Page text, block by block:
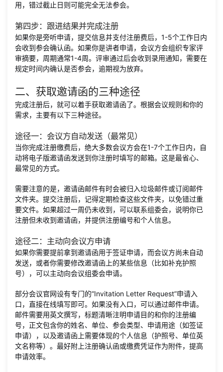
用，错过截止日则可能完全无法参会。
第四步：跟进结果并完成注册
如果你是旁听申请，提交信息并支付注册费后，1-5个工作日内
会收到参会确认函。如果你是讲者申请，会议方会组织专家评
审摘要，周期通常1-4周。评审通过后会收到录用通知，需要在
规定时间内确认是否参会，逾期视为放弃。
二、获取邀请函的三种途径
完成注册后，就可以着手获取邀请函了。根据会议规则和你的
需求，主要有以下三种途径。
途径一：会议方自动发送（最常见）
当你完成注册缴费后，绝大多数会议方会在1-7个工作日内，自
动将电子版邀请函发送到你注册时填写的邮箱。这是最省心、
最常见的方式。
需要注意的是，邀请函邮件有时会被归入垃圾邮件或订阅邮件
文件夹。提交注册后，记得定期检查这些文件夹，以免错过重
要文件。如果超过一周仍未收到，可以联系组委会，说明你已
注册但未收到邀请函，并提供注册编号和个人信息。
途径二：主动向会议方申请
如果你需要提前拿到邀请函用于签证申请，而会议方尚未自动
发送，或者你需要修改邀请函上的某些信息（比如补充护照
号），可以主动向会议组委会申请。
部分会议官网设有专门的“Invitation Letter Request”申请入
口，直接在线填写即可。如果没有入口，可以通过邮件申请。
邮件需要用英文撰写，标题清晰注明申请目的和你的注册编
号，正文包含你的姓名、单位、参会类型、申请用途（如签证
申请），以及邀请函上需要体现的个人信息（护照号、单位英
文名称等）。最好附上注册确认函或缴费凭证作为附件，提高
申请效率。